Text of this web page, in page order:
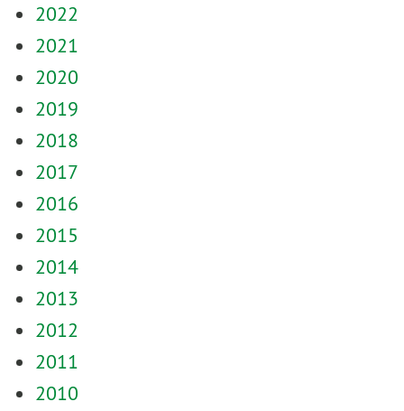
2022
2021
2020
2019
2018
2017
2016
2015
2014
2013
2012
2011
2010